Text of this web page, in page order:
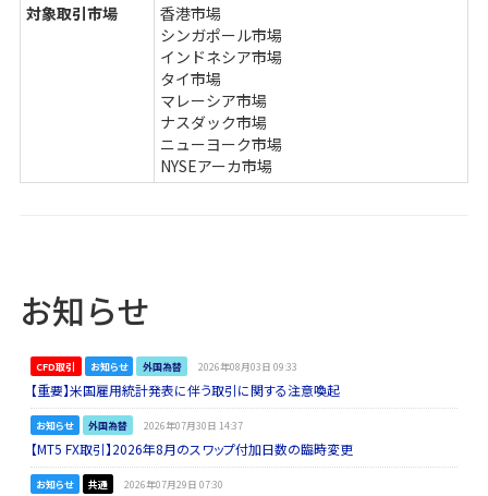
対象取引市場
香港市場
シンガポール市場
インドネシア市場
タイ市場
マレーシア市場
ナスダック市場
ニューヨーク市場
NYSEアーカ市場
お知らせ
CFD取引 お知らせ 外国為替 2026年08月03日 09:33
【重要】米国雇用統計発表に伴う取引に関する注意喚起
お知らせ 外国為替 2026年07月30日 14:37
【MT5 FX取引】2026年8月のスワップ付加日数の臨時変更
お知らせ 共通 2026年07月29日 07:30